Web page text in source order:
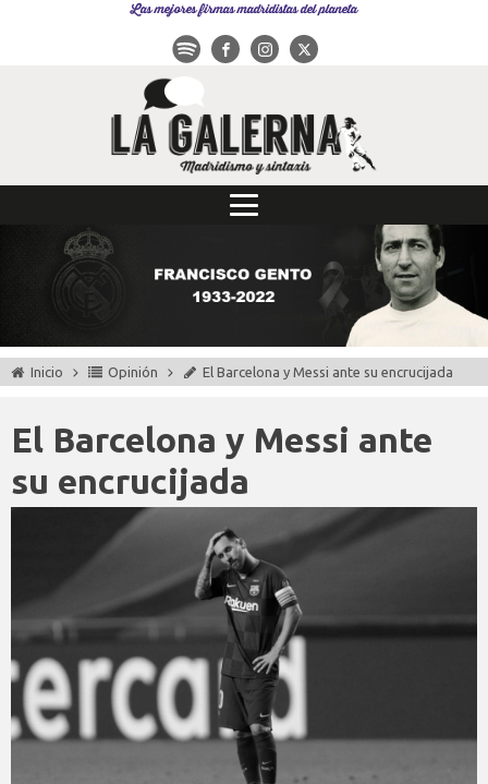
Las mejores firmas madridistas del planeta
Inicio Opinión El Barcelona y Messi ante su encrucijada
El Barcelona y Messi ante
su encrucijada